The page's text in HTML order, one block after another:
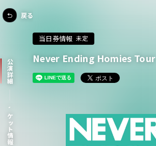
公演詳細
チケット情報
当日券情報 未定
Never Ending Homies Tour
戻る